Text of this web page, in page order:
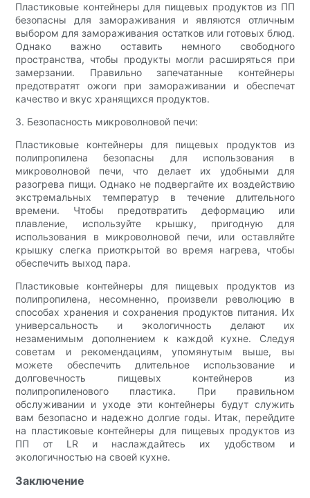
Пластиковые контейнеры для пищевых продуктов из ПП
безопасны для замораживания и являются отличным
выбором для замораживания остатков или готовых блюд.
Однако важно оставить немного свободного
пространства, чтобы продукты могли расширяться при
замерзании. Правильно запечатанные контейнеры
предотвратят ожоги при замораживании и обеспечат
качество и вкус хранящихся продуктов.
3. Безопасность микроволновой печи:
Пластиковые контейнеры для пищевых продуктов из
полипропилена безопасны для использования в
микроволновой печи, что делает их удобными для
разогрева пищи. Однако не подвергайте их воздействию
экстремальных температур в течение длительного
времени. Чтобы предотвратить деформацию или
плавление, используйте крышку, пригодную для
использования в микроволновой печи, или оставляйте
крышку слегка приоткрытой во время нагрева, чтобы
обеспечить выход пара.
Пластиковые контейнеры для пищевых продуктов из
полипропилена, несомненно, произвели революцию в
способах хранения и сохранения продуктов питания. Их
универсальность и экологичность делают их
незаменимым дополнением к каждой кухне. Следуя
советам и рекомендациям, упомянутым выше, вы
можете обеспечить длительное использование и
долговечность пищевых контейнеров из
полипропиленового пластика. При правильном
обслуживании и уходе эти контейнеры будут служить
вам безопасно и надежно долгие годы. Итак, перейдите
на пластиковые контейнеры для пищевых продуктов из
ПП от LR и наслаждайтесь их удобством и
экологичностью на своей кухне.
Заключение